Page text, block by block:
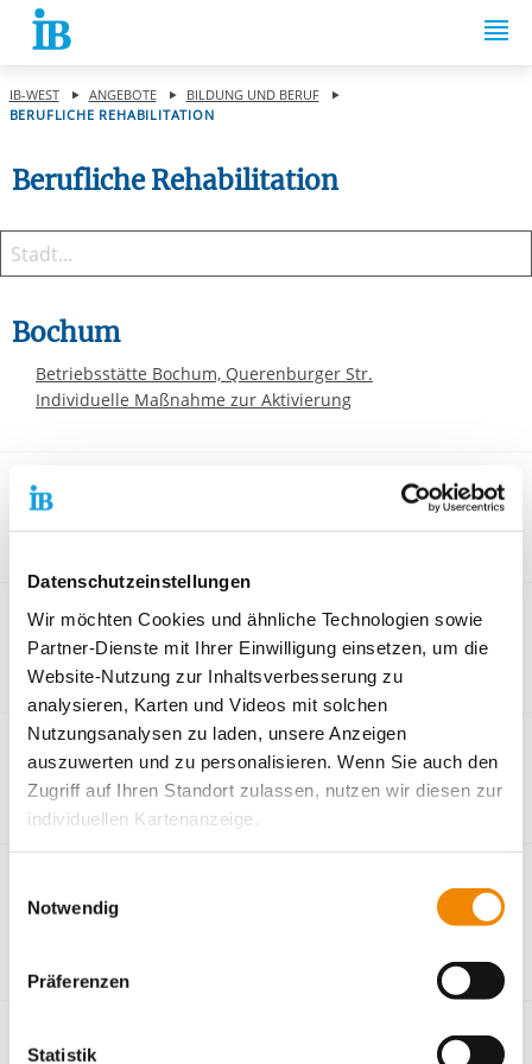
Datenschutzeinstellungen
Wir möchten Cookies und ähnliche Technologien sowie
Partner-Dienste mit Ihrer Einwilligung einsetzen, um die
Website-Nutzung zur Inhaltsverbesserung zu
analysieren, Karten und Videos mit solchen
Nutzungsanalysen zu laden, unsere Anzeigen
auszuwerten und zu personalisieren. Wenn Sie auch den
Zugriff auf Ihren Standort zulassen, nutzen wir diesen zur
individuellen Kartenanzeige.
unsere Partner Daten wie Ihre IP-Adresse und
verarbeiten diese zusammen mit Daten von anderen
Websites. Die Partner erkennen mitunter auch, wenn Sie
zum Website-Besuch verschiedene Geräte verwenden,
kann die Datenübertragung in Drittländer (insb. die USA)
Notwendig
Präferenzen
Statistik
Springe zum Inhalt
IB-WEST ANGEBOTE
BILDUNG UND BERUF
BERUFLICHE REHABILITATION
Berufliche Rehabilitation
Bochum
Betriebsstätte Bochum, Querenburger Str.
Individuelle Maßnahme zur Aktivierung
Celle
Standort Celle
Geldern
Reha koop - Geldern
Kleve
Reha koop - Kleve
Arbeitsprojekt Köln - Bocklemünd